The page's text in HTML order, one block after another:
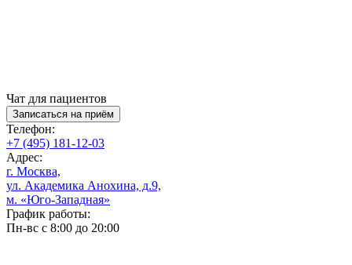
Чат для пациентов
Записаться на приём
Телефон:
+7 (495) 181-12-03
Адрес:
г. Москва,
ул. Академика Анохина, д.9,
м. «Юго-Западная»
График работы:
Пн-вс с 8:00 до 20:00